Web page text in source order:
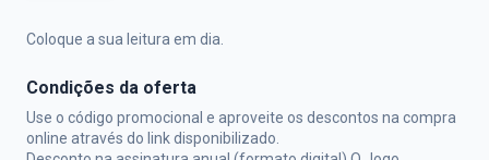
Coloque a sua leitura em dia.
Condições da oferta
Use o código promocional e aproveite os descontos na compra
online através do link disponibilizado.